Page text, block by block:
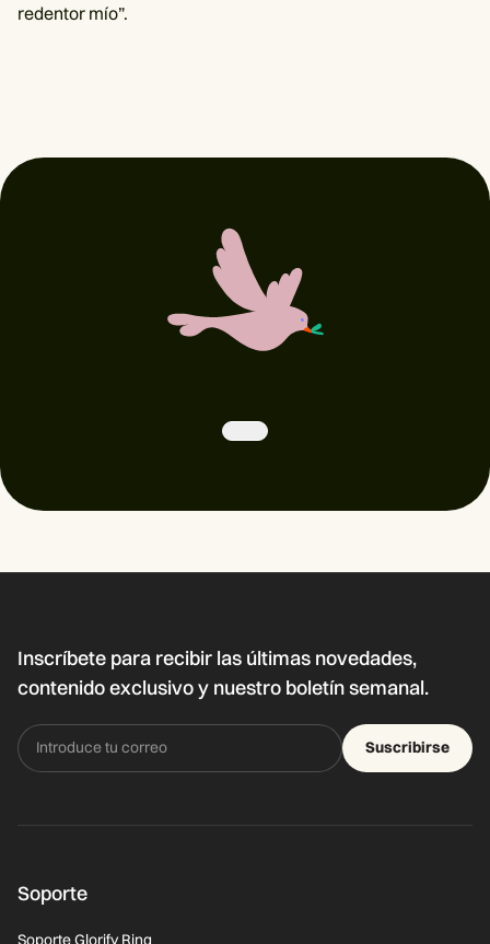
redentor mío”.
Inscríbete para recibir las últimas novedades,
contenido exclusivo y nuestro boletín semanal.
Suscribirse
Soporte
Soporte Glorify Ring